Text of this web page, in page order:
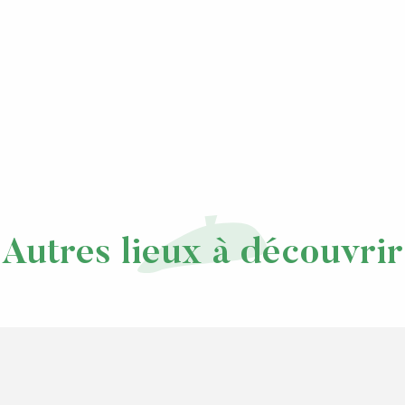
Autres lieux à découvrir